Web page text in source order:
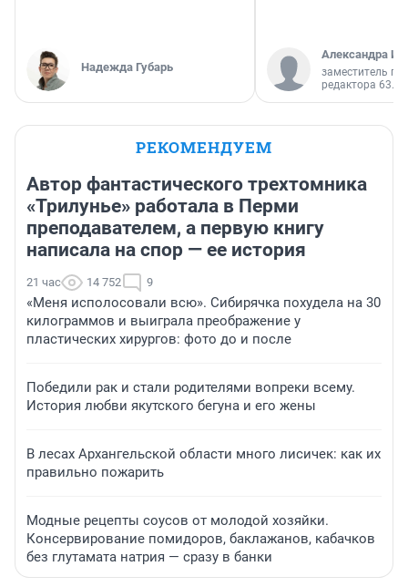
Надежда Губарь
Александра
заместитель
редактора 63.RU
РЕКОМЕНДУЕМ
Автор фантастического трехтомника
«Трилунье» работала в Перми
преподавателем, а первую книгу
написала на спор — ее история
21 час 14 752 9
«Меня исполосовали всю». Сибирячка похудела на 30
килограммов и выиграла преображение у
пластических хирургов: фото до и после
Победили рак и стали родителями вопреки всему.
История любви якутского бегуна и его жены
В лесах Архангельской области много лисичек: как их
правильно пожарить
Модные рецепты соусов от молодой хозяйки.
Консервирование помидоров, баклажанов, кабачков
без глутамата натрия — сразу в банки